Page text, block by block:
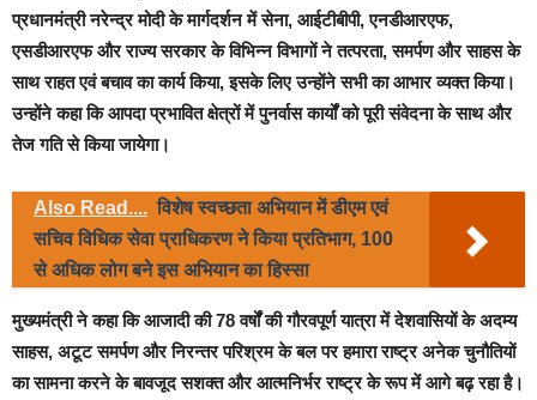
प्रधानमंत्री नरेन्द्र मोदी के मार्गदर्शन में सेना, आईटीबीपी, एनडीआरएफ,
एसडीआरएफ और राज्य सरकार के विभिन्न विभागों ने तत्परता, समर्पण और साहस के
साथ राहत एवं बचाव का कार्य किया, इसके लिए उन्होंने सभी का आभार व्यक्त किया।
उन्होंने कहा कि आपदा प्रभावित क्षेत्रों में पुनर्वास कार्यों को पूरी संवेदना के साथ और
तेज गति से किया जायेगा।
Also Read.... विशेष स्वच्छता अभियान में डीएम एवं
सचिव विधिक सेवा प्राधिकरण ने किया प्रतिभाग, 100
से अधिक लोग बने इस अभियान का हिस्सा
मुख्यमंत्री ने कहा कि आजादी की 78 वर्षों की गौरवपूर्ण यात्रा में देशवासियों के अदम्य
साहस, अटूट समर्पण और निरन्तर परिश्रम के बल पर हमारा राष्ट्र अनेक चुनौतियों
का सामना करने के बावजूद सशक्त और आत्मनिर्भर राष्ट्र के रूप में आगे बढ़ रहा है।